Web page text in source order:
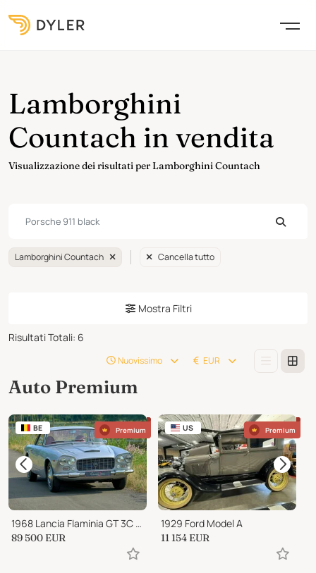
Lamborghini
Countach in vendita
Visualizzazione dei risultati per Lamborghini Countach
Lamborghini Countach Cancella tutto
Mostra Filtri
Risultati Totali: 6
Nuovissimo EUR
Auto Premium
BE Premium
1968 Lancia Flaminia GT 3C 2.8 liter by Touring “Superleggera"
89 500 EUR
US Premium
1929 Ford Model A
11 154 EUR